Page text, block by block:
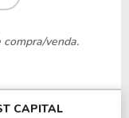
gerou um
1,75 e nos
PNW ficou em
venda.
CAPITAL